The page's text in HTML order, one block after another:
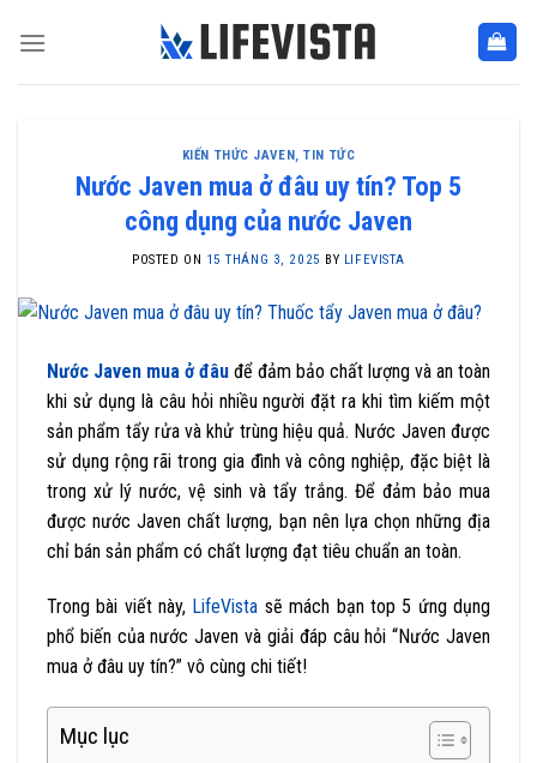
KIẾN THỨC JAVEN,TIN TỨC
Nước Javen mua ở đâu uy tín? Top 5
công dụng của nước Javen
POSTED ON 15 THÁNG 3, 2025 BY LIFEVISTA
Nước Javen mua ở đâu để đảm bảo chất lượng và an toàn
khi sử dụng là câu hỏi nhiều người đặt ra khi tìm kiếm một
sản phẩm tẩy rửa và khử trùng hiệu quả. Nước Javen được
sử dụng rộng rãi trong gia đình và công nghiệp, đặc biệt là
trong xử lý nước, vệ sinh và tẩy trắng. Để đảm bảo mua
được nước Javen chất lượng, bạn nên lựa chọn những địa
chỉ bán sản phẩm có chất lượng đạt tiêu chuẩn an toàn.
Trong bài viết này, LifeVista sẽ mách bạn top 5 ứng dụng
phổ biến của nước Javen và giải đáp câu hỏi “Nước Javen
mua ở đâu uy tín?” vô cùng chi tiết!
Mục lục